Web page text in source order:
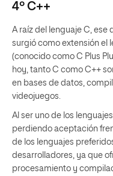
4º C++
A raíz del lenguaje C,
surgió como extensión el
(conocido como C Plus
hoy, tanto C como C++
en bases de datos,
videojuegos.
Al ser uno de los
perdiendo aceptación
de los lenguajes
desarrolladores, ya que
procesamiento y